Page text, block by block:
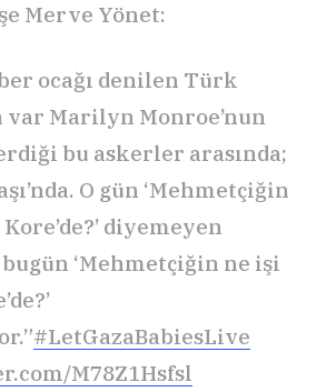
Merve Yönet:
ocağı denilen Türk
var Marilyn Monroe’nun
bu askerler arasında;
O gün ‘Mehmetçiğin
diyemeyen
‘Mehmetçiğin ne işi
#LetGazaBabiesLive
M78Z1Hsfsl